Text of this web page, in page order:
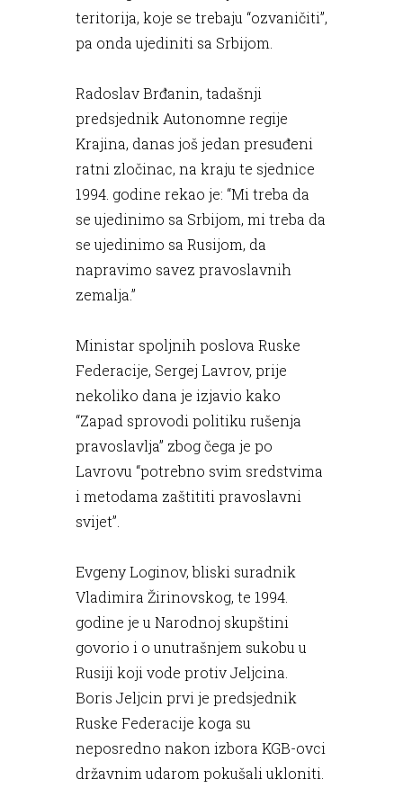
teritorija, koje se trebaju “ozvaničiti”,
pa onda ujediniti sa Srbijom.
Radoslav Brđanin, tadašnji
predsjednik Autonomne regije
Krajina, danas još jedan presuđeni
ratni zločinac, na kraju te sjednice
1994. godine rekao je: “Mi treba da
se ujedinimo sa Srbijom, mi treba da
se ujedinimo sa Rusijom, da
napravimo savez pravoslavnih
zemalja.”
Ministar spoljnih poslova Ruske
Federacije, Sergej Lavrov, prije
nekoliko dana je izjavio kako
“Zapad sprovodi politiku rušenja
pravoslavlja” zbog čega je po
Lavrovu “potrebno svim sredstvima
i metodama zaštititi pravoslavni
svijet”.
Evgeny Loginov, bliski suradnik
Vladimira Žirinovskog, te 1994.
godine je u Narodnoj skupštini
govorio i o unutrašnjem sukobu u
Rusiji koji vode protiv Jeljcina.
Boris Jeljcin prvi je predsjednik
Ruske Federacije koga su
neposredno nakon izbora KGB-ovci
državnim udarom pokušali ukloniti.